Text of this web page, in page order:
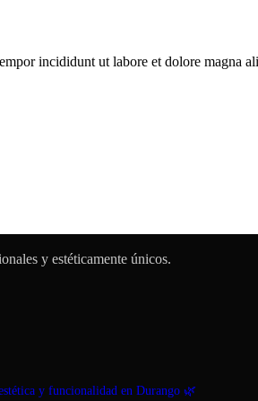
incididunt ut labore et dolore magna
y estéticamente únicos.
y funcionalidad en Durango 🌿